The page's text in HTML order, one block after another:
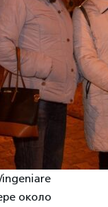
около